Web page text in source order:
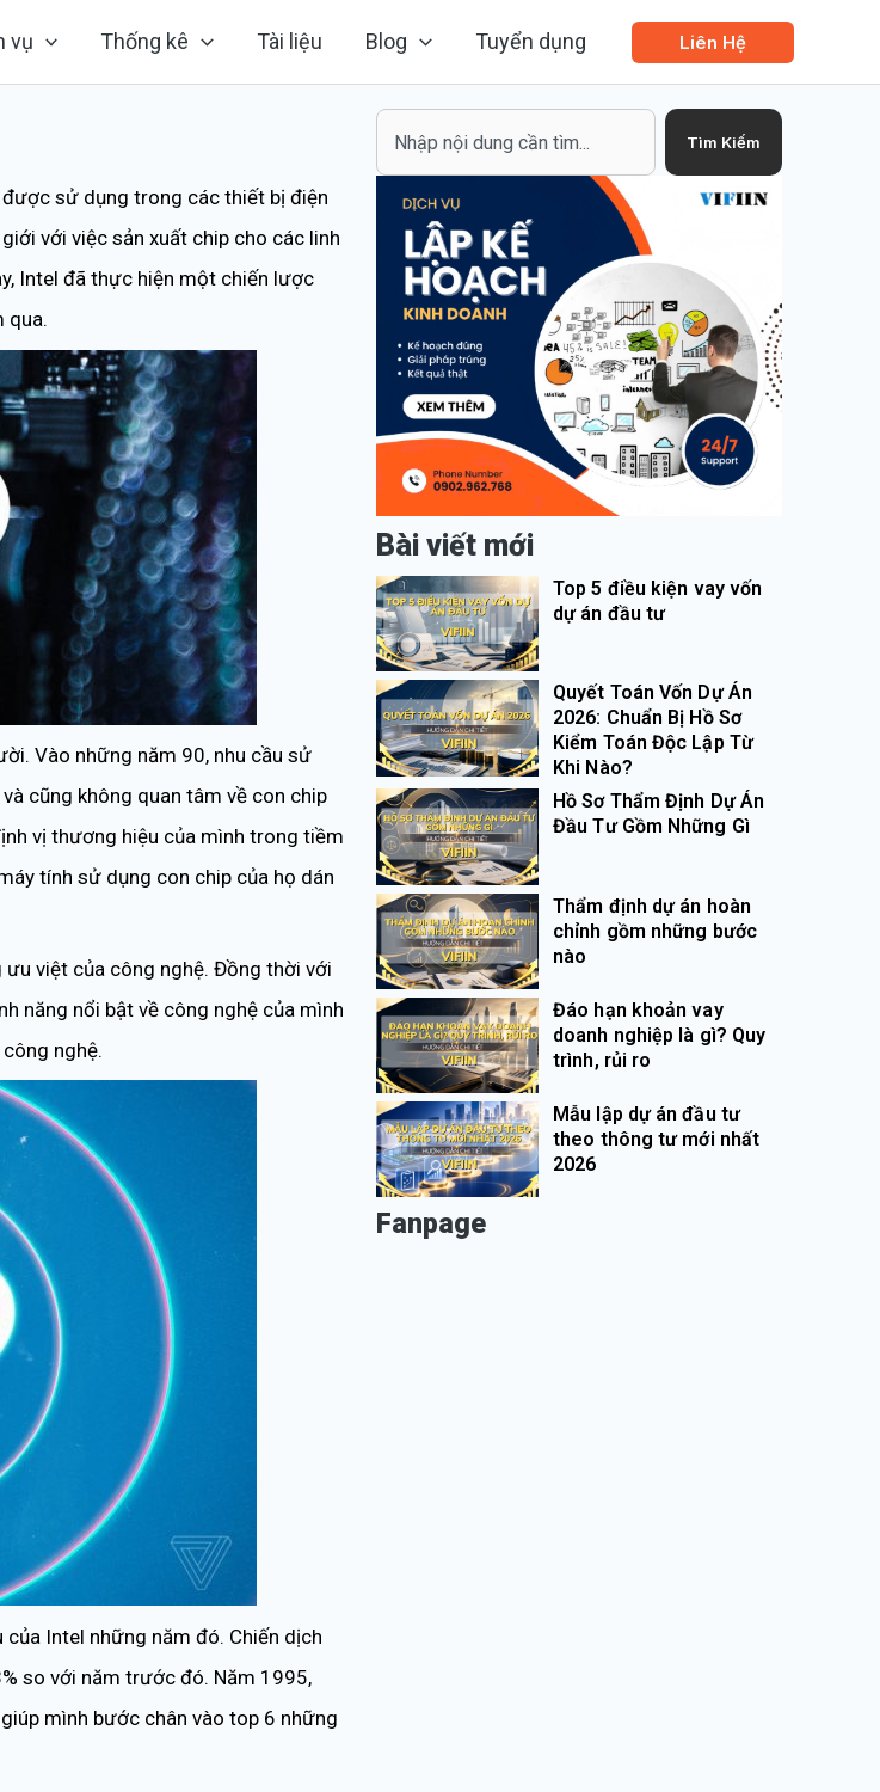
vụ Thống kê Tài liệu Blog Tuyển dụng Liên Hệ
sử dụng trong các thiết bị điện
với việc sản xuất chip cho các linh
Intel đã thực hiện một chiến lược
qua.
Vào những năm 90, nhu cầu sử
cũng không quan tâm về con chip
vị thương hiệu của mình trong tiềm
tính sử dụng con chip của họ dán
việt của công nghệ. Đồng thời với
năng nổi bật về công nghệ của mình
nghệ.
Intel những năm đó. Chiến dịch
so với năm trước đó. Năm 1995,
mình bước chân vào top 6 những
Tìm Kiếm
Bài viết mới
Top 5 điều kiện vay vốn
dự án đầu tư
Quyết Toán Vốn Dự Án
2026: Chuẩn Bị Hồ Sơ
Kiểm Toán Độc Lập Từ
Khi Nào?
Hồ Sơ Thẩm Định Dự Án
Đầu Tư Gồm Những Gì
Thẩm định dự án hoàn
chỉnh gồm những bước
nào
Đáo hạn khoản vay
doanh nghiệp là gì? Quy
trình, rủi ro
Mẫu lập dự án đầu tư
theo thông tư mới nhất
2026
Fanpage